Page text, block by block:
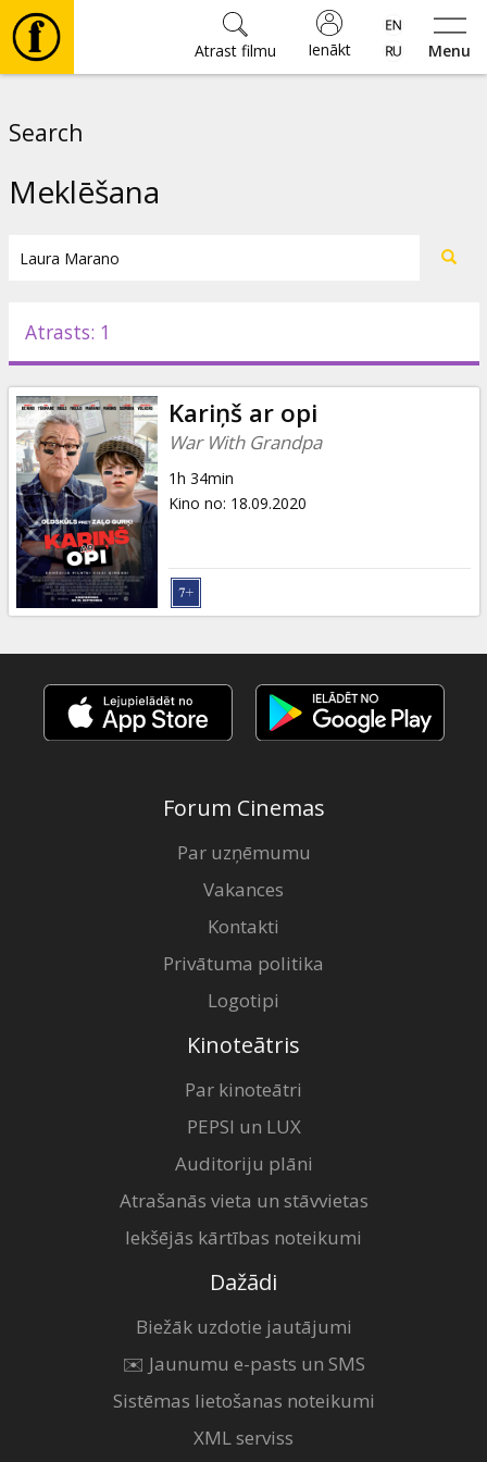
Menu
Ienākt
Atrast filmu
Pasākumi
Ziņas
Dāvanu
kartes
Uzkodas
B2B
Kino
Klubs
Search
Meklēšana
Atrasts: 1
Kariņš ar opi
War With Grandpa
1h 34min
Kino no: 18.09.2020
Forum Cinemas
Par uzņēmumu
Vakances
Kontakti
Privātuma politika
Logotipi
Kinoteātris
Par kinoteātri
PEPSI un LUX
Auditoriju plāni
Atrašanās vieta un stāvvietas
Iekšējās kārtības noteikumi
Dažādi
Biežāk uzdotie jautājumi
✉️ Jaunumu e-pasts un SMS
Sistēmas lietošanas noteikumi
XML serviss